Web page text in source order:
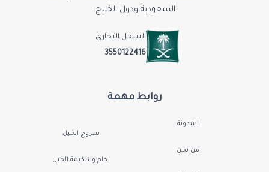
روابط مهمة
المدونة
من نحن
سروج الخيل
لجام وشكيمة الخيل
السعودية ودول الخليج.
السجل التجاري
3550122416